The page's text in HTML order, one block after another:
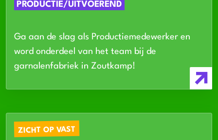
PRODUCTIE/UITVOEREND
Ga aan de slag als Productiemedewerker en
word onderdeel van het team bij de
garnalenfabriek in Zoutkamp!
ZICHT OP VAST